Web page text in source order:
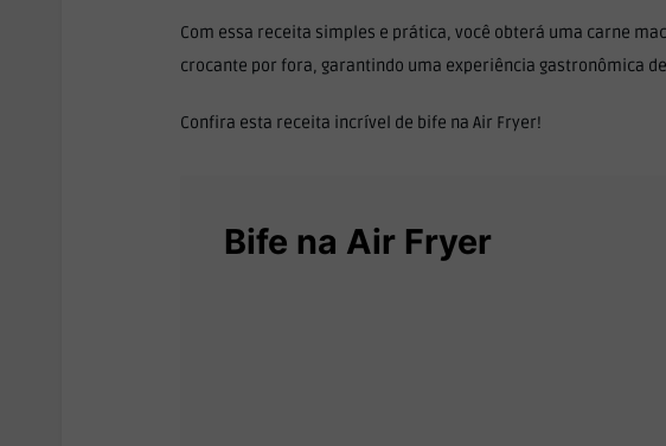
Com essa receita simples e prática, você obterá uma carne
crocante por fora, garantindo uma experiência gastronômica
Confira esta receita incrível de bife na Air Fryer!
Bife na Air Fryer